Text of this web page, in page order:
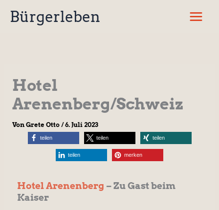
InhaltBürgerleben
Hotel
Arenenberg/Schweiz
Von Grete Otto /6. Juli 2023
teilen teilen teilen
teilen merken
Hotel Arenenberg – Zu Gast beim
Kaiser